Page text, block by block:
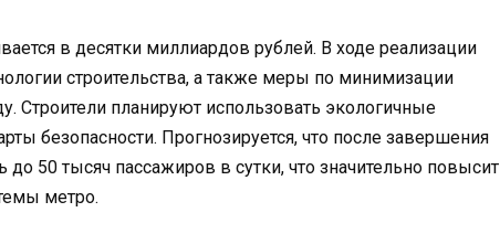
в десятки миллиардов рублей. В ходе реализации
строительства, а также меры по минимизации
Строители планируют использовать экологичные
безопасности. Прогнозируется, что после завершения
50 тысяч пассажиров в сутки, что значительно повысит
метро.